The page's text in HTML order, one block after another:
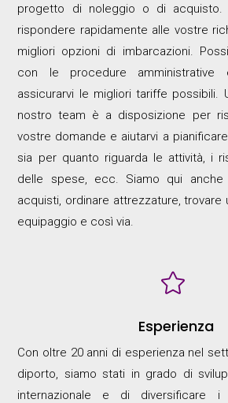
progetto di noleggio o di
rispondere rapidamente alle vostre
migliori opzioni di imbarcazioni.
con le procedure
assicurarvi le migliori tariffe possibili.
nostro team è a disposizione per
vostre domande e aiutarvi a
sia per quanto riguarda le attività, i
delle spese, ecc. Siamo qui
acquisti, ordinare attrezzature, trovare
equipaggio e così via.

Esperienza
Con oltre 20 anni di esperienza nel
diporto, siamo stati in grado di
internazionale e di diversificare